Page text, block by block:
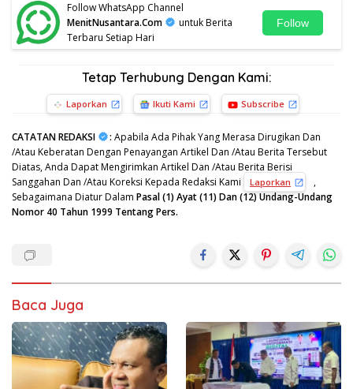
Follow WhatsApp Channel
MenitNusantara.Com
untuk Berita
Terbaru Setiap Hari
Follow
Tetap Terhubung Dengan Kami:
Laporkan Ikuti Kami Subscribe
CATATAN REDAKSI : Apabila Ada Pihak Yang Merasa Dirugikan Dan
/Atau Keberatan Dengan Penayangan Artikel Dan /Atau Berita Tersebut
Diatas, Anda Dapat Mengirimkan Artikel Dan /Atau Berita Berisi
Sanggahan Dan /Atau Koreksi Kepada Redaksi Kami
Laporkan
,
Sebagaimana Diatur Dalam Pasal (1) Ayat (11) Dan (12) Undang-Undang
Nomor 40 Tahun 1999 Tentang Pers.
Baca Juga